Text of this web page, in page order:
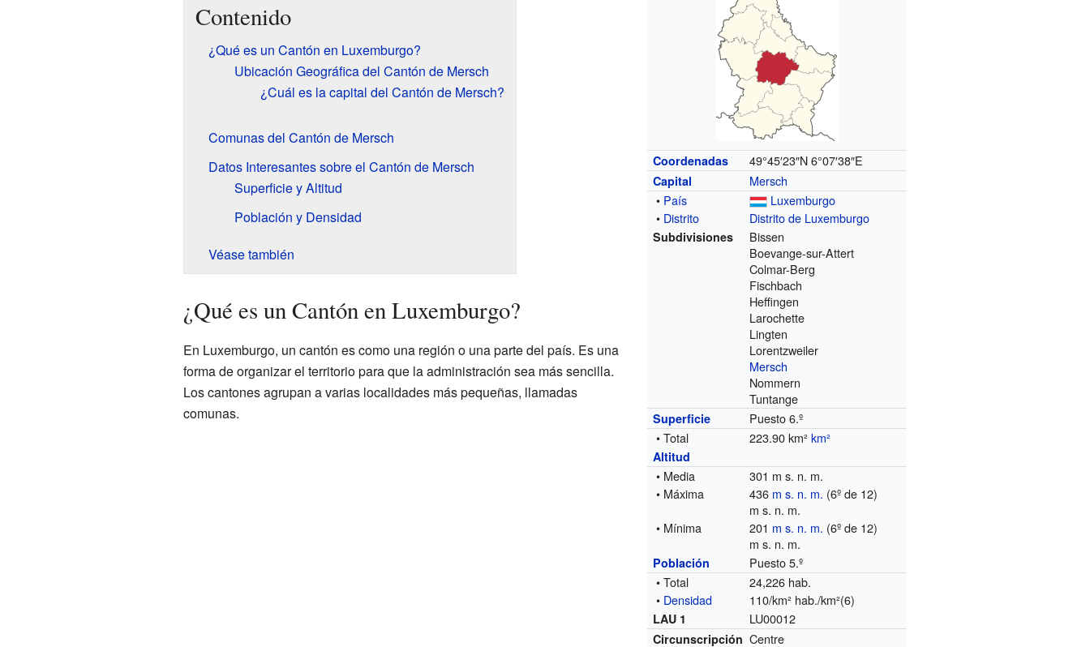
Coordenadas 49°45′23″N 6°07′38″E
Capital
Mersch
• País
Luxemburgo
• Distrito Distrito de Luxemburgo
Subdivisiones
Bissen
Boevange-sur-Attert
Colmar-Berg
Fischbach
Heffingen
Larochette
Lingten
Lorentzweiler
Mersch
Nommern
Tuntange
Superficie
Puesto 6.º
• Total
223.90 km²km²
Altitud
• Media
301 m s. n. m.
• Máxima
436 m s. n. m. (6º de 12)
m s. n. m.
• Mínima
201 m s. n. m. (6º de 12)
m s. n. m.
Población
Puesto 5.º
• Total
24,226 hab.
• Densidad 110/km² hab./km²(6)
LAU 1 LU00012
Circunscripción Centre
Contenido
¿Qué es un Cantón en Luxemburgo?
Ubicación Geográfica del Cantón de Mersch
¿Cuál es la capital del Cantón de Mersch?
Comunas del Cantón de Mersch
Datos Interesantes sobre el Cantón de Mersch
Superficie y Altitud
Población y Densidad
Véase también
¿Qué es un Cantón en Luxemburgo?
En Luxemburgo, un cantón es como una región o una parte del país. Es una
forma de organizar el territorio para que la administración sea más sencilla.
Los cantones agrupan a varias localidades más pequeñas, llamadas
comunas.